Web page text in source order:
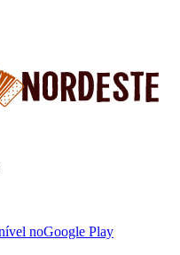
noGoogle Play